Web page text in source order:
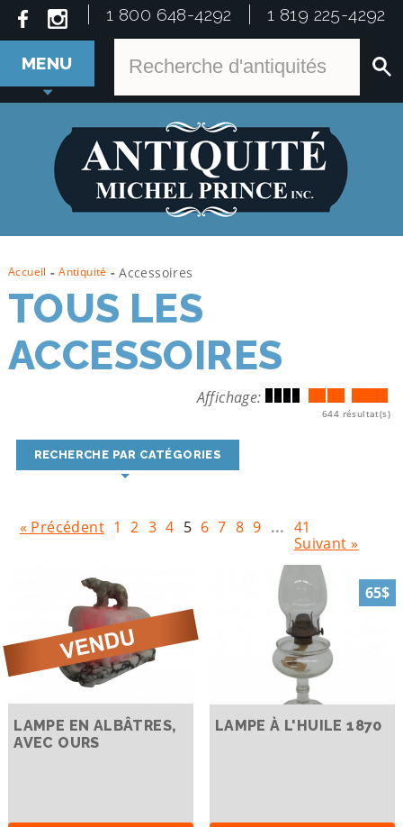
1 800 648-4292 1 819 225-4292
MENU
Accueil - Antiquité - Accessoires
TOUS LES
ACCESSOIRES
Affichage:
644 résultat(s)
RECHERCHE PAR CATÉGORIES
« Précédent 1 2 3 4 5 6 7 8 9 ... 41
Suivant »
LAMPE EN ALBÂTRES,
AVEC OURS
65$
LAMPE À L'HUILE 1870